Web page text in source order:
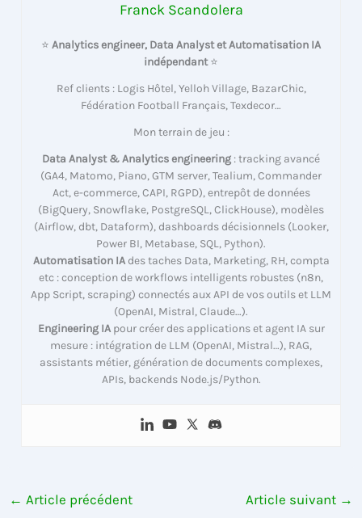
Franck Scandolera
⭐ Analytics engineer, Data Analyst et Automatisation IA
indépendant⭐
Ref clients : Logis Hôtel, Yelloh Village, BazarChic,
Fédération Football Français, Texdecor…
Mon terrain de jeu :
Data Analyst & Analytics engineering : tracking avancé
(GA4, Matomo, Piano, GTM server, Tealium, Commander
Act, e-commerce, CAPI, RGPD), entrepôt de données
(BigQuery, Snowflake, PostgreSQL, ClickHouse), modèles
(Airflow, dbt, Dataform), dashboards décisionnels (Looker,
Power BI, Metabase, SQL, Python).
Automatisation IAdes taches Data, Marketing, RH, compta
etc : conception de workflows intelligents robustes (n8n,
App Script, scraping) connectés aux API de vos outils et LLM
(OpenAI, Mistral, Claude…).
Engineering IApour créer des applications et agent IA sur
mesure : intégration de LLM (OpenAI, Mistral…), RAG,
assistants métier, génération de documents complexes,
APIs, backends Node.js/Python.
← Article précédent Article suivant →